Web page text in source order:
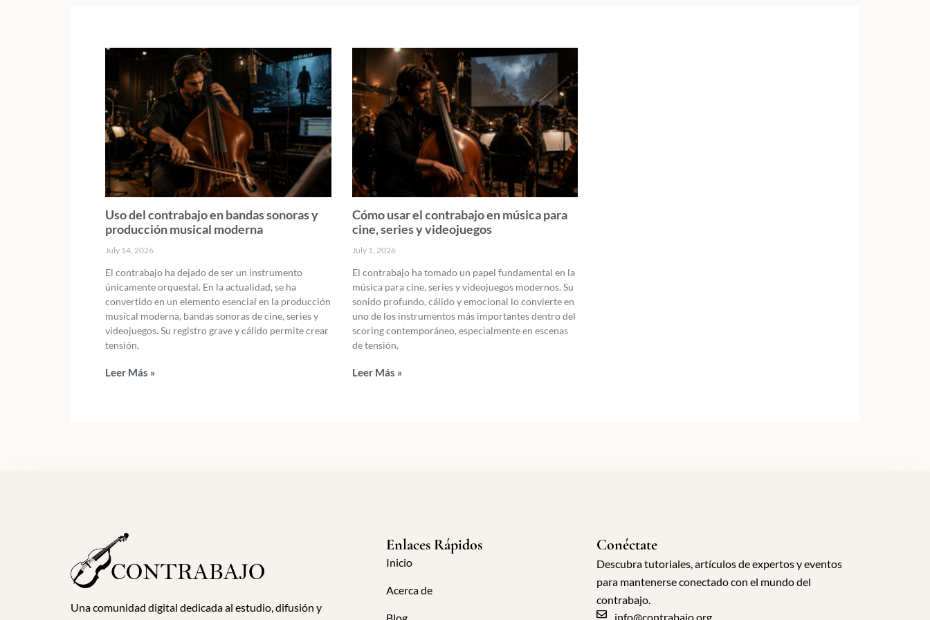
Uso del contrabajo en bandas sonoras y
producción musical moderna
July 14, 2026
El contrabajo ha dejado de ser un instrumento
únicamente orquestal. En la actualidad, se ha
convertido en un elemento esencial en la producción
musical moderna, bandas sonoras de cine, series y
videojuegos. Su registro grave y cálido permite crear
tensión,
Leer Más »
Cómo usar el contrabajo en música para
cine, series y videojuegos
July 1, 2026
El contrabajo ha tomado un papel fundamental en la
música para cine, series y videojuegos modernos. Su
sonido profundo, cálido y emocional lo convierte en
uno de los instrumentos más importantes dentro del
scoring contemporáneo, especialmente en escenas
de tensión,
Leer Más »
Una comunidad digital dedicada al estudio, difusión y
Enlaces Rápidos
Inicio
Acerca de
Blog
Conéctate
Descubra tutoriales, artículos de expertos y eventos
para mantenerse conectado con el mundo del
contrabajo.
info@contrabajo.org